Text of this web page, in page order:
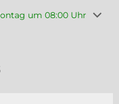
Schließzeiten
um 08:00 Uhr